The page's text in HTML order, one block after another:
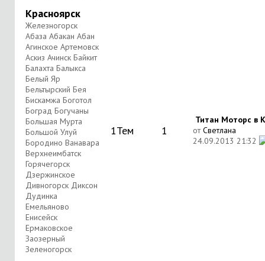
Красноярск
Железногорск
Абаза Абакан Абан
Агинское Артемовск
Аскиз Ачинск Байкит
Балахта Балыкса
Белый Яр
Бельтырский Бея
Бискамжа Боготол
Боград Богучаны
Большая Мурта
Большой Улуй
Бородино Ванавара
Верхнеимбатск
Горячегорск
Дзержинское
Дивногорск Диксон
Дудинка
Емельяново
Енисейск
Ермаковское
Заозерный
Зеленогорск
1Тем 1
Титан Моторс в
отСветлана
24.09.2013 21:32